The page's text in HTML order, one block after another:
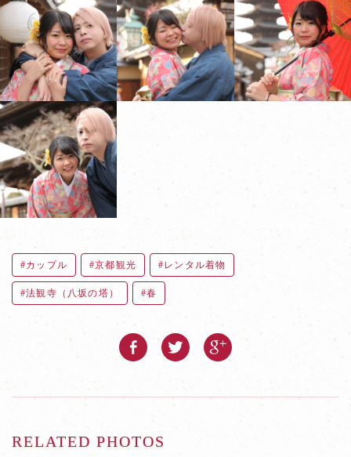
カップル 京都観光 レンタル着物
法観寺（八坂の塔） 春
RELATED PHOTOS